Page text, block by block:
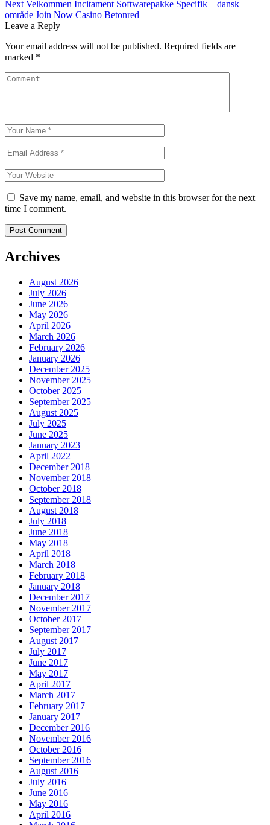
NextVelkommen Incitament Softwarepakke Specifik – dansk
område Join Now Casino Betonred
Leave a Reply
Your email address will not be published. Required fields are
marked *
Save my name, email, and website in this browser for the next
time I comment.
Archives
August 2026
July 2026
June 2026
May 2026
April 2026
March 2026
February 2026
January 2026
December 2025
November 2025
October 2025
September 2025
August 2025
July 2025
June 2025
January 2023
April 2022
December 2018
November 2018
October 2018
September 2018
August 2018
July 2018
June 2018
May 2018
April 2018
March 2018
February 2018
January 2018
December 2017
November 2017
October 2017
September 2017
August 2017
July 2017
June 2017
May 2017
April 2017
March 2017
February 2017
January 2017
December 2016
November 2016
October 2016
September 2016
August 2016
July 2016
June 2016
May 2016
April 2016